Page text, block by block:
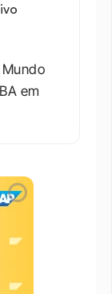
em